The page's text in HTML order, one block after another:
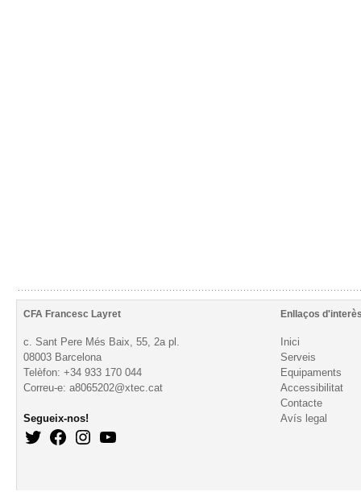
CFA Francesc Layret Enllaços
c. Sant Pere Més Baix, 55, 2a pl.
08003 Barcelona
Telèfon: +34 933 170 044
Correu-e: a8065202@xtec.cat
Segueix-nos!
Inici
Serveis
Equipaments
Accessibilitat
Contacte
Avís legal